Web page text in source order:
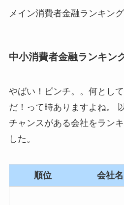
メイン消費者金融ランキング
中小消費者金融ランキン
やばい！ピンチ。。何とし
だ！って時ありますよね。
チャンスがある会社をラン
した。
順位 会社名